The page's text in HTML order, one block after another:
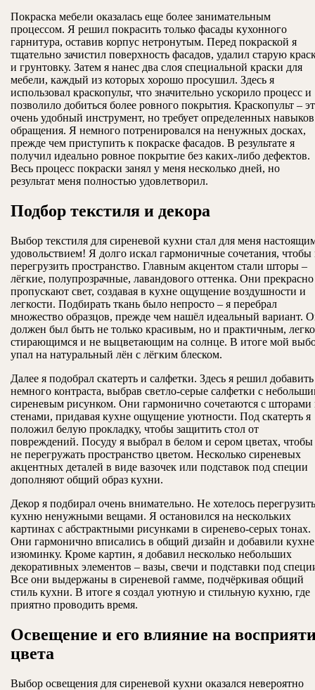
Покраска мебели оказалась еще более занимательным
процессом. Я решил покрасить только фасады кухонного
гарнитура, оставив корпус нетронутым. Перед покраской я
тщательно зачистил поверхность фасадов, удалил старую
и грунтовку. Затем я нанес два слоя специальной краски для
мебели, каждый из которых хорошо просушил. Здесь я
использовал краскопульт, что значительно ускорило процесс и
позволило добиться более ровного покрытия. Краскопульт –
очень удобный инструмент, но требует определенных навыков
обращения. Я немного потренировался на ненужных досках,
прежде чем приступить к покраске фасадов. В результате я
получил идеально ровное покрытие без каких-либо дефектов.
Весь процесс покраски занял у меня несколько дней, но
результат меня полностью удовлетворил.
Подбор текстиля и декора
Выбор текстиля для сиреневой кухни стал для меня
удовольствием! Я долго искал гармоничные сочетания, чтобы
перегрузить пространство. Главным акцентом стали шторы –
лёгкие, полупрозрачные, лавандового оттенка. Они прекрасно
пропускают свет, создавая в кухне ощущение воздушности и
легкости. Подбирать ткань было непросто – я перебрал
множество образцов, прежде чем нашёл идеальный вариант.
должен был быть не только красивым, но и практичным, легко
стирающимся и не выцветающим на солнце. В итоге мой
упал на натуральный лён с лёгким блеском.
Далее я подобрал скатерть и салфетки. Здесь я решил добавить
немного контраста, выбрав светло-серые салфетки с
сиреневым рисунком. Они гармонично сочетаются с шторами
стенами, придавая кухне ощущение уютности. Под скатерть я
положил белую прокладку, чтобы защитить стол от
повреждений. Посуду я выбрал в белом и сером цветах, чтобы
не перегружать пространство цветом. Несколько сиреневых
акцентных деталей в виде вазочек или подставок под специи
дополняют общий образ кухни.
Декор я подбирал очень внимательно. Не хотелось перегрузить
кухню ненужными вещами. Я остановился на нескольких
картинах с абстрактными рисунками в сиренево-серых тонах.
Они гармонично вписались в общий дизайн и добавили кухне
изюминку. Кроме картин, я добавил несколько небольших
декоративных элементов – вазы, свечи и подставки под
Все они выдержаны в сиреневой гамме, подчёркивая общий
стиль кухни. В итоге я создал уютную и стильную кухню, где
приятно проводить время.
Освещение и его влияние на
цвета
Выбор освещения для сиреневой кухни оказался невероятно